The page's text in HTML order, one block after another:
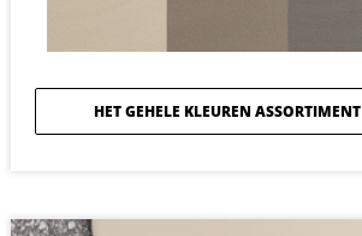
HET GEHELE KLEUREN ASSORTIMENT